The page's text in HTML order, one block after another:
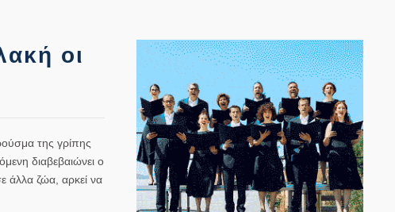
οι
της γρίπης
διαβεβαιώνει ο
άλλα ζώα, αρκεί να